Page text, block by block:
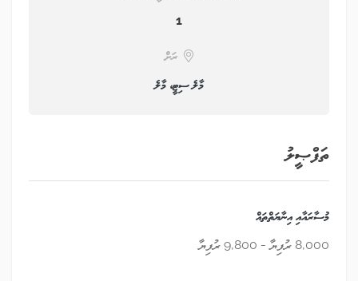
1
ރަށް
މާލެ ސިޓީ، މާލެ
ތަފްޞީލު
މުސާރައާއި އިނާޔަތްތައް
8,000 ރުފިޔާ - 9,800 ރުފިޔާ